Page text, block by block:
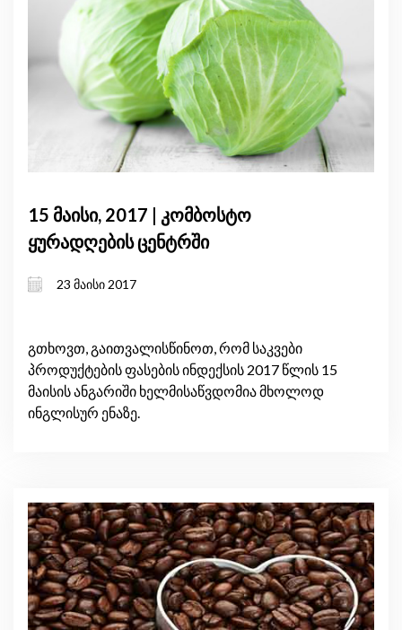
15 მაისი, 2017 | კომბოსტო
ყურადღების ცენტრში
23 მაისი 2017
გთხოვთ, გაითვალისწინოთ, რომ საკვები
პროდუქტების ფასების ინდექსის 2017 წლის 15
მაისის ანგარიში ხელმისაწვდომია მხოლოდ
ინგლისურ ენაზე.